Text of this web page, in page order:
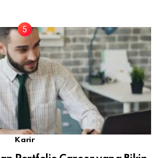
Karir